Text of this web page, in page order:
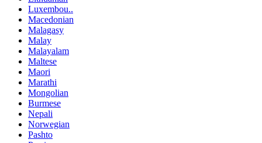
Luxembou..
Macedonian
Malagasy
Malay
Malayalam
Maltese
Maori
Marathi
Mongolian
Burmese
Nepali
Norwegian
Pashto